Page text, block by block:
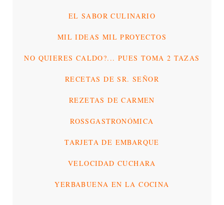
EL SABOR CULINARIO
MIL IDEAS MIL PROYECTOS
NO QUIERES CALDO?... PUES TOMA 2 TAZAS
RECETAS DE SR. SEÑOR
REZETAS DE CARMEN
ROSSGASTRONÓMICA
TARJETA DE EMBARQUE
VELOCIDAD CUCHARA
YERBABUENA EN LA COCINA